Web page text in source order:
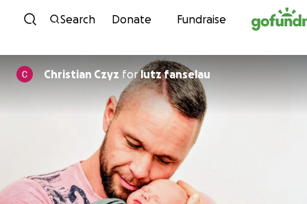
Skip to content
Search Donate Fundraise
Christian Czyz forlutz fanselau